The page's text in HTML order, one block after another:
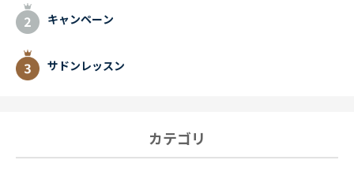
キャンペーン
サドンレッスン
カテゴリ